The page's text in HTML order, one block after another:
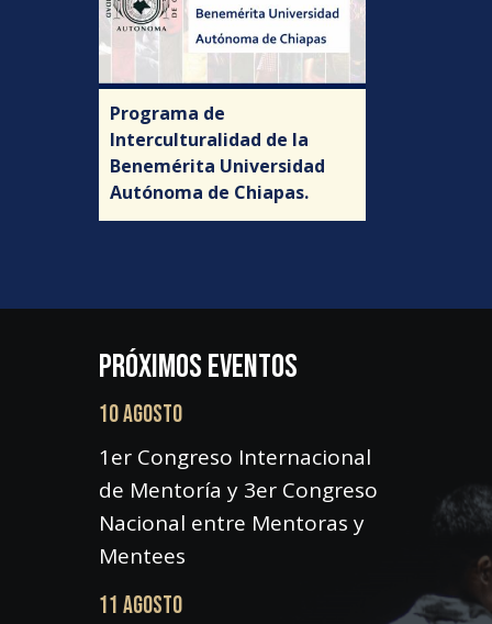
Programa de
Interculturalidad de la
Benemérita Universidad
Autónoma de Chiapas.
PRÓXIMOS EVENTOS
10 AGOSTO
1er Congreso Internacional
de Mentoría y 3er Congreso
Nacional entre Mentoras y
Mentees
11 AGOSTO